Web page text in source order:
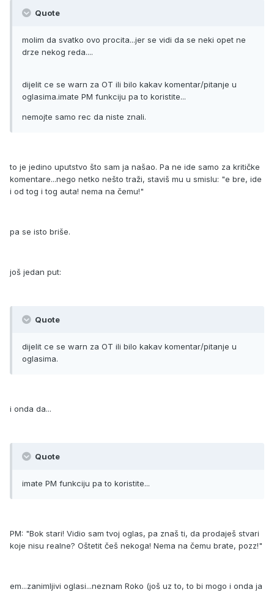
Quote
molim da svatko ovo procita...jer se vidi da se neki opet ne
drze nekog reda....
dijelit ce se warn za OT ili bilo kakav komentar/pitanje u
oglasima.imate PM funkciju pa to koristite...
nemojte samo rec da niste znali.
to je jedino uputstvo što sam ja našao. Pa ne ide samo za kritičke
komentare...nego netko nešto traži, staviš mu u smislu: "e bre, ide
i od tog i tog auta! nema na čemu!"
pa se isto briše.
još jedan put:
Quote
dijelit ce se warn za OT ili bilo kakav komentar/pitanje u
oglasima.
i onda da...
Quote
imate PM funkciju pa to koristite...
PM: "Bok stari! Vidio sam tvoj oglas, pa znaš ti, da prodaješ stvari
koje nisu realne? Oštetit češ nekoga! Nema na čemu brate, pozz!"
em...zanimljivi oglasi...neznam Roko (još uz to, to bi mogo i onda ja